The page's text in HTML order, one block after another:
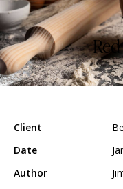
Client
Date
Author